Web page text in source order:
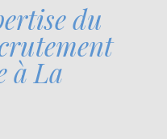
du
à La